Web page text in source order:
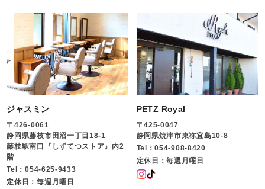
ジャスミン
〒426-0061
静岡県藤枝市田沼一丁目18-1
藤枝駅南口『しずてつストア』内2
階
Tel：054-625-9433
定休日：毎週月曜日
PETZ Royal
〒425-0047
静岡県焼津市東祢宜島10-8
Tel：054-908-8420
定休日：毎週月曜日